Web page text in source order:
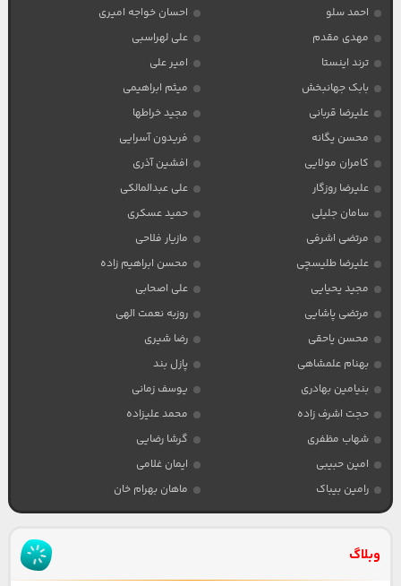
احمد سلو
احسان خواجه امیری
مهدی مقدم
علی لهراسبی
ترند اینستا
امیر علی
بابک جهانبخش
میثم ابراهیمی
علیرضا قربانی
مجید خراطها
محسن یگانه
فریدون آسرایی
کامران مولایی
افشین آذری
علیرضا روزگار
علی عبدالمالکی
سامان جلیلی
حمید عسکری
مرتضی اشرفی
مازیار فلاحی
علیرضا طلیسچی
محسن ابراهیم زاده
مجید یحیایی
علی اصحابی
مرتضی پاشایی
روزبه نعمت الهی
محسن یاحقی
رضا شیری
بهنام علمشاهی
پازل بند
بنیامین بهادری
یوسف زمانی
حجت اشرف زاده
محمد علیزاده
شهاب مظفری
گرشا رضایی
امین حبیبی
ایمان غلامی
رامین بیباک
ماهان بهرام خان
وبلاگ